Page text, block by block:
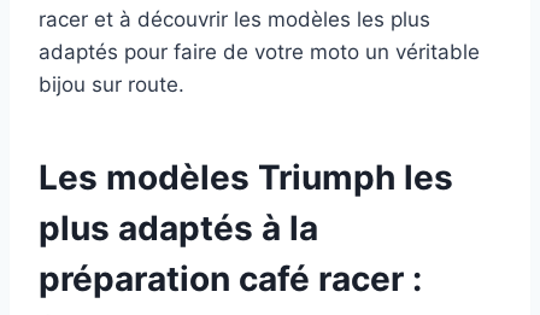
racer et à découvrir les modèles les plus
adaptés pour faire de votre moto un véritable
bijou sur route.
Les modèles Triumph les
plus adaptés à la
préparation café racer :